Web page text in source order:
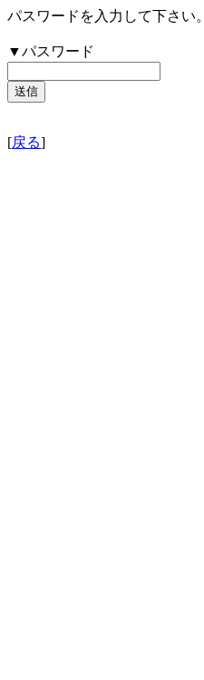
パスワードを入力して下さい。
▼パスワード
[戻る]